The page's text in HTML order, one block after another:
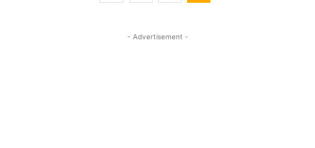
- Advertisement -